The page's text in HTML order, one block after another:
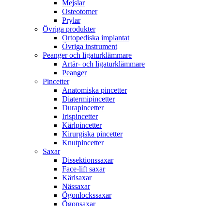
Mejslar
Osteotomer
Prylar
Övriga produkter
Ortopediska implantat
Övriga instrument
Peanger och ligaturklämmare
Artär- och ligaturklämmare
Peanger
Pincetter
Anatomiska pincetter
Diatermipincetter
Durapincetter
Irispincetter
Kärlpincetter
Kirurgiska pincetter
Knutpincetter
Saxar
Dissektionssaxar
Face-lift saxar
Kärlsaxar
Nässaxar
Ögonlockssaxar
Ögonsaxar